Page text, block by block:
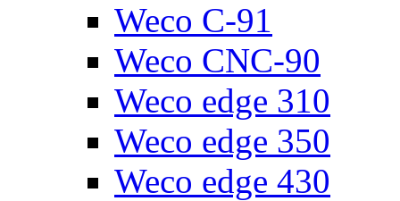
Weco C-91
Weco CNC-90
Weco edge 310
Weco edge 350
Weco edge 430